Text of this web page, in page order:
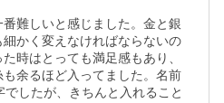
難しいと感じました。金と銀
かく変えなければならないの
時はとっても満足感もあり、
余るほど入ってました。名前
したが、きちんと入れること